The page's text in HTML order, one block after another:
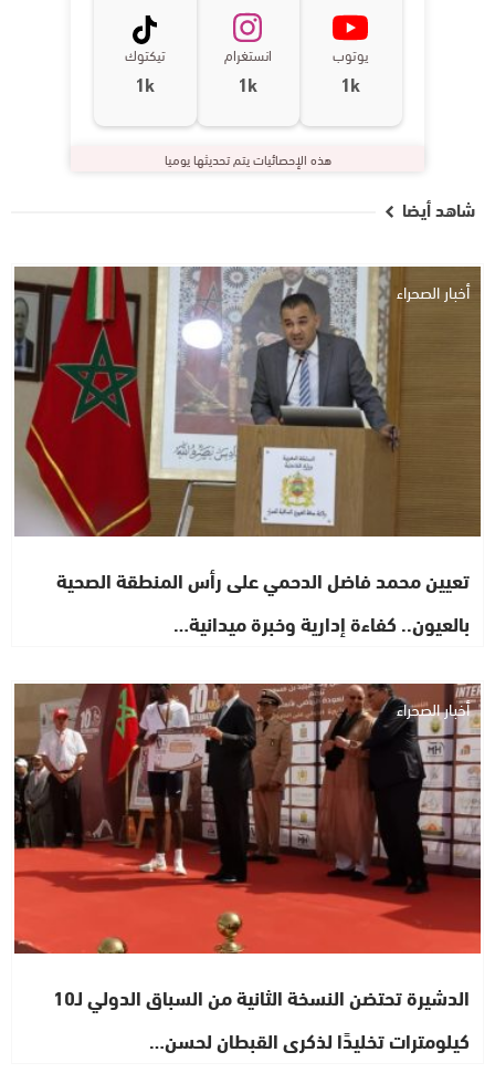
يوتوب
1k
انستغرام
1k
تيكتوك
1k
هذه الإحصائيات يتم تحديثها يوميا
شاهد أيضا
أخبار الصحراء
تعيين محمد فاضل الدحمي على رأس المنطقة الصحية
بالعيون.. كفاءة إدارية وخبرة ميدانية…
أخبار الصحراء
الدشيرة تحتضن النسخة الثانية من السباق الدولي لـ10
كيلومترات تخليدًا لذكرى القبطان لحسن…